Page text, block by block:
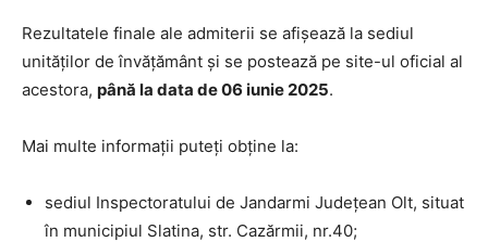
Rezultatele finale ale admiterii se afișează la sediul
unităților de învățământ și se postează pe site-ul oficial al
acestora, până la data de 06 iunie 2025.
Mai multe informații puteți obține la:
sediul Inspectoratului de Jandarmi Județean Olt, situat
în municipiul Slatina, str. Cazărmii, nr.40;